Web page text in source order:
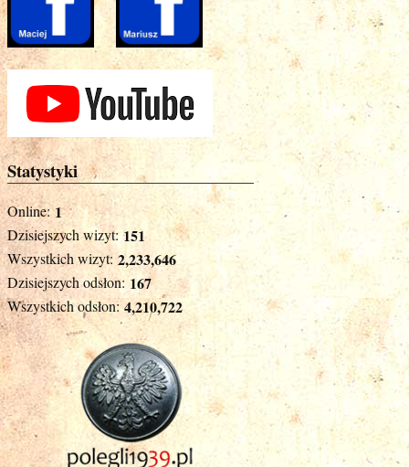
Statystyki
Online: 1
Dzisiejszych wizyt: 151
Wszystkich wizyt: 2,233,646
Dzisiejszych odsłon: 167
Wszystkich odsłon: 4,210,722